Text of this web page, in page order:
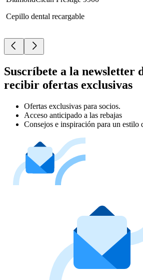
Cepillo dental recargable
Suscríbete a la newsletter
recibir ofertas exclusivas
Ofertas exclusivas para socios.
Acceso anticipado a las rebajas
Consejos e inspiración para un estilo